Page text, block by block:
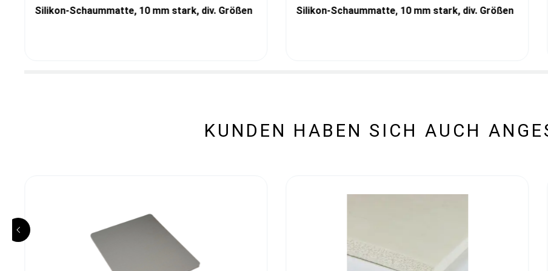
Silikon-Schaummatte, 10 mm stark, div. Größen Silikon-Schaummatte, 10 mm stark, div. Größen
KUNDEN HABEN SICH AUCH